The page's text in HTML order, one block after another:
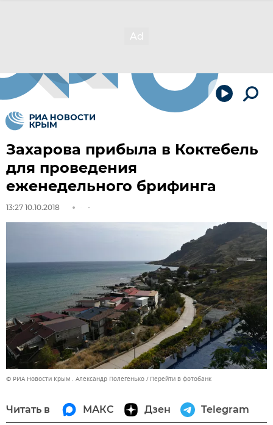
Захарова прибыла в Коктебель
для проведения
еженедельного брифинга
13:27 10.10.2018
© РИА Новости Крым . Александр Полегенько Перейти в фотобанк
Читать в МАКС Дзен Telegram